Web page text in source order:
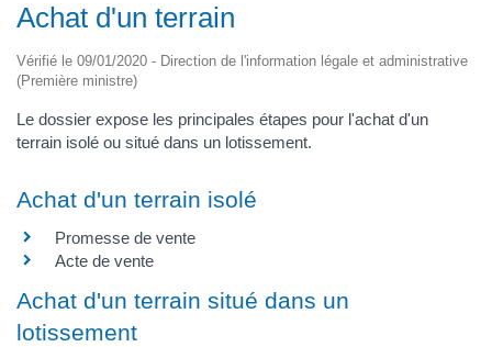
Achat d'un terrain
Vérifié le 09/01/2020 - Direction de l'information légale et administrative
(Première ministre)
Le dossier expose les principales étapes pour l'achat d'un
terrain isolé ou situé dans un lotissement.
Achat d'un terrain isolé
Promesse de vente
Acte de vente
Achat d'un terrain situé dans un
lotissement